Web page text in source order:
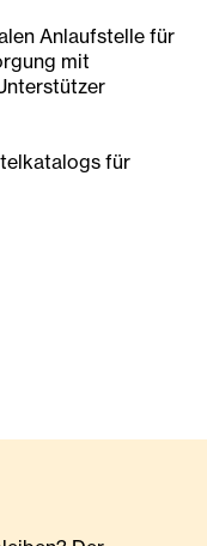
Anlaufstelle für
mit
für